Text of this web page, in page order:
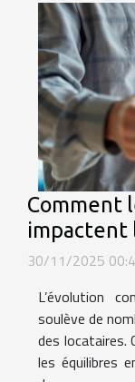
Comment
impactent
30/11/2025
L’évolution
soulève de
des locataires.
les équilibres